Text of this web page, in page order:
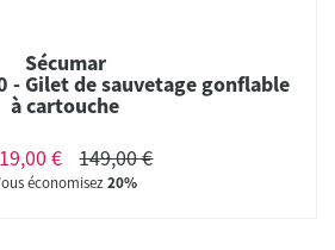
Sécumar
- Gilet de sauvetage gonflable
à cartouche
€
149,00 €
économisez20%